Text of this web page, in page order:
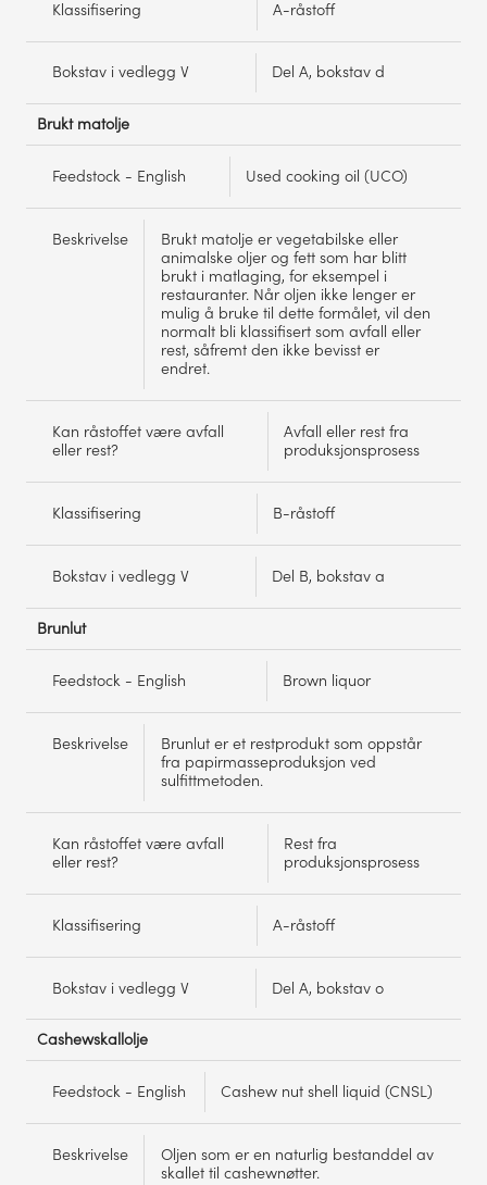
Klassifisering A-råstoff
Bokstav i vedlegg V Del A, bokstav d
Brukt matolje
Feedstock - English Used cooking oil (UCO)
Beskrivelse
Brukt matolje er vegetabilske eller
animalske oljer og fett som har blitt
brukt i matlaging, for eksempel i
restauranter. Når oljen ikke lenger er
mulig å bruke til dette formålet, vil den
normalt bli klassifisert som avfall eller
rest, såfremt den ikke bevisst er
endret.
Kan råstoffet være avfall
eller rest?
Avfall eller rest fra
produksjonsprosess
Klassifisering B-råstoff
Bokstav i vedlegg V Del B, bokstav a
Brunlut
Feedstock - English Brown liquor
Beskrivelse
Brunlut er et restprodukt som oppstår
fra papirmasseproduksjon ved
sulfittmetoden.
Kan råstoffet være avfall
eller rest?
Rest fra
produksjonsprosess
Klassifisering A-råstoff
Bokstav i vedlegg V Del A, bokstav o
Cashewskallolje
Feedstock - English Cashew nut shell liquid (CNSL)
Beskrivelse
Oljen som er en naturlig bestanddel av
skallet til cashewnøtter.